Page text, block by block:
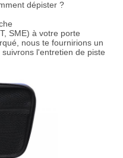
dépister ?
SME) à votre porte
nous te fournirions un
l'entretien de piste